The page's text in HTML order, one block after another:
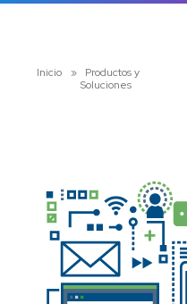
Inicio »
Productos y
Soluciones